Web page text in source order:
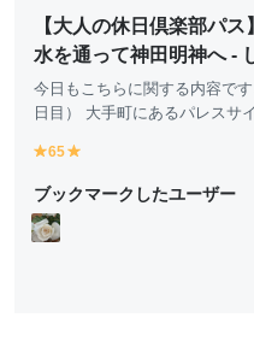
【大人の休日倶楽部パ
水を通って神田明神へ -
今日もこちらに関する内容で
日目） 大手町にあるパレスサ
y
ll
o
w
65
ll
ブックマークしたユーザー